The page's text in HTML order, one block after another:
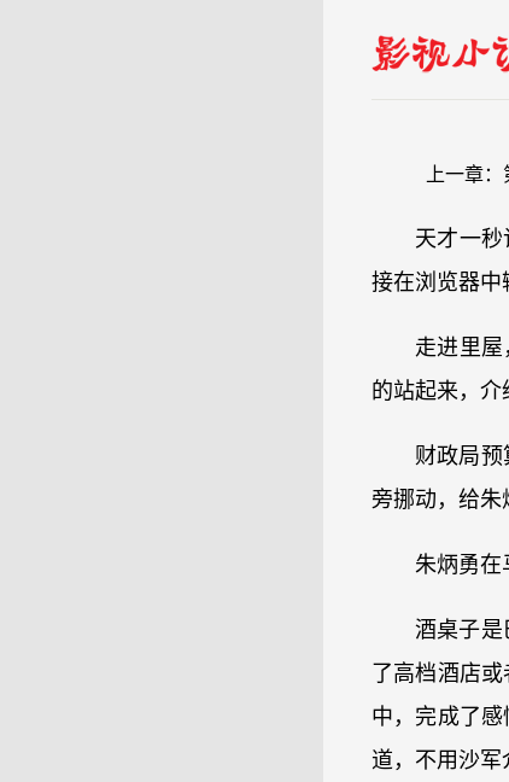
上一章：
天才一秒
接在浏览器中
走进里
的站起来，
财政局
旁挪动，给朱
朱炳勇在
酒桌子是
了高档酒店
中，完成了
道，不用沙军